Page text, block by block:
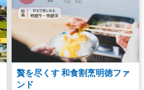
贅を尽くす 和食割烹明徳ファ
ンド